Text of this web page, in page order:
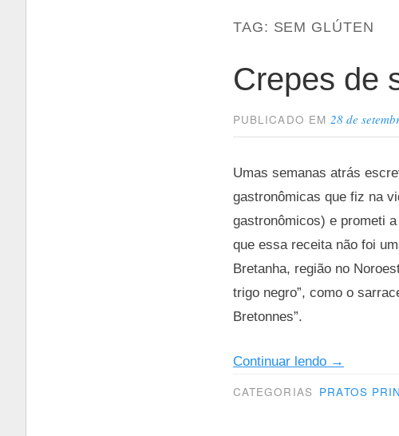
TAG: SEM GLÚTEN
Crepes de
PUBLICADO EM28 de
Umas semanas atrás
gastronômicas que fiz na
gastronômicos) e prometi
que essa receita não foi
Bretanha, região no
trigo negro”, como o
Bretonnes”.
Continuar lendo “Crepes
de
→
CATEGORIAS PRATOS